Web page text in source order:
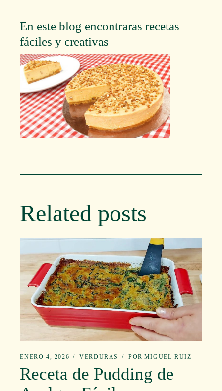
En este blog encontraras recetas
fáciles y creativas
Related posts
ENERO 4, 2026 VERDURAS POR MIGUEL RUIZ
Receta de Pudding de